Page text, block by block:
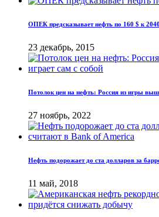
ОПЕК предсказывает нефть по 160 $ к
23 декабрь, 2015
Потолок цен на нефть: Россия из игры
27 ноябрь, 2022
Нефть подорожает до ста долларов за
11 май, 2018